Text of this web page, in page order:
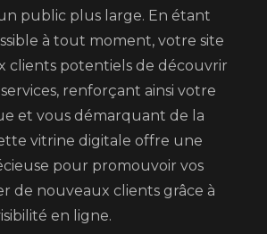
public plus large. En étant
à tout moment, votre site
clients potentiels de découvrir
renforçant ainsi votre
et vous démarquant de la
vitrine digitale offre une
pour promouvoir vos
de nouveaux clients grâce à
en ligne.